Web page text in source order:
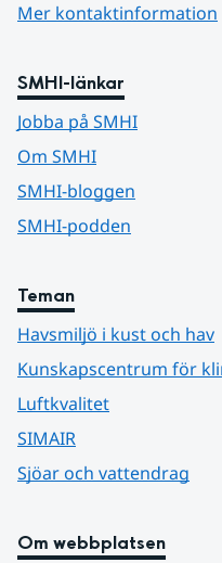
Mer kontaktinformation
SMHI-länkar
Jobba på SMHI
Om SMHI
SMHI-bloggen
SMHI-podden
Teman
Havsmiljö i kust och hav
Kunskapscentrum för
Luftkvalitet
SIMAIR
Sjöar och vattendrag
Om webbplatsen